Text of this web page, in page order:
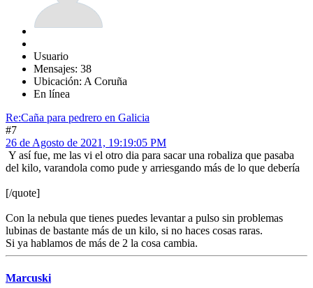
Usuario
Mensajes: 38
Ubicación: A Coruña
En línea
Re:Caña para pedrero en Galicia
#7
26 de Agosto de 2021, 19:19:05 PM
Y así fue, me las vi el otro dia para sacar una robaliza que pasaba
del kilo, varandola como pude y arriesgando más de lo que debería
[/quote]
Con la nebula que tienes puedes levantar a pulso sin problemas
lubinas de bastante más de un kilo, si no haces cosas raras.
Si ya hablamos de más de 2 la cosa cambia.
Marcuski